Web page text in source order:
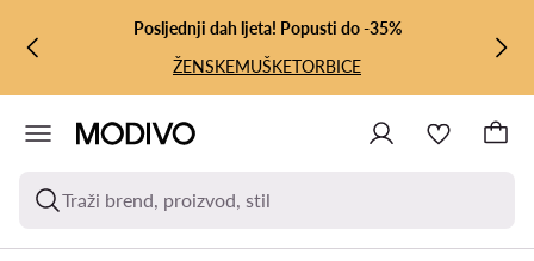
PRIJEĐI NA GLAVNI SADRŽAJ
PRIJEĐI NA PRETRAŽIVANJE
Posljednji dah ljeta! Popusti do -35%
ŽENSKEMUŠKETORBICE
Traži brend, proizvod, stil